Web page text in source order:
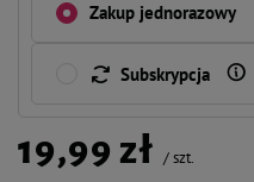
Zakup jednorazowy
Subskrypcja
19,99 zł /szt.